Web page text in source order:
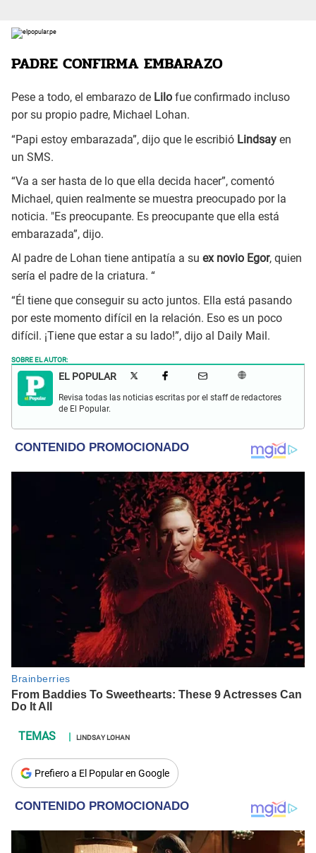
PADRE CONFIRMA EMBARAZO
Pese a todo, el embarazo de Lilo fue confirmado incluso
por su propio padre, Michael Lohan.
“Papi estoy embarazada”, dijo que le escribió Lindsay en
un SMS.
“Va a ser hasta de lo que ella decida hacer”, comentó
Michael, quien realmente se muestra preocupado por la
noticia. "Es preocupante. Es preocupante que ella está
embarazada”, dijo.
Al padre de Lohan tiene antipatía a su ex novio Egor, quien
sería el padre de la criatura. “
“Él tiene que conseguir su acto juntos. Ella está pasando
por este momento difícil en la relación. Eso es un poco
difícil. ¡Tiene que estar a su lado!”, dijo al Daily Mail.
SOBRE EL AUTOR:
EL POPULAR
Revisa todas las noticias escritas por el staff de redactores
de El Popular.
LINDSAY LOHAN
Prefiero a El Popular en Google